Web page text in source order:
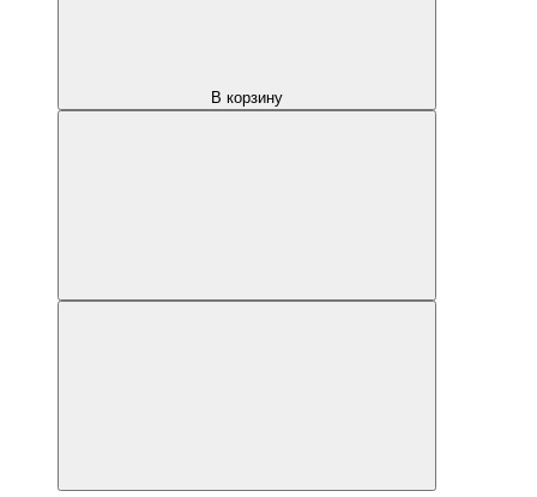
В корзину